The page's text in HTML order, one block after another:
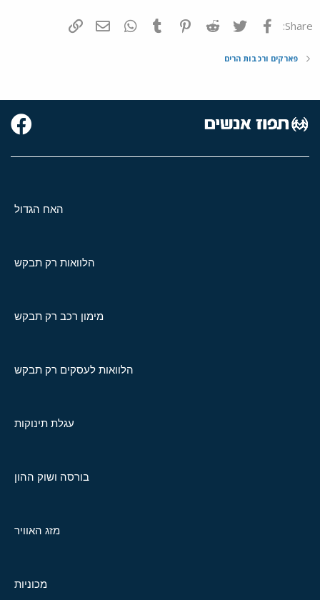
Share: פייסבוק Twitter
Reddit
Pinterest
Tumblr
WhatsAppדואר אלקטרוני
פארקים ורכבות הרים
האח הגדול
הלוואות רק תבקש
מימון רכב רק תבקש
הלוואות לעסקים רק תבקש
עגלת תינוקות
בורסה ושוק ההון
מזג האוויר
מכוניות